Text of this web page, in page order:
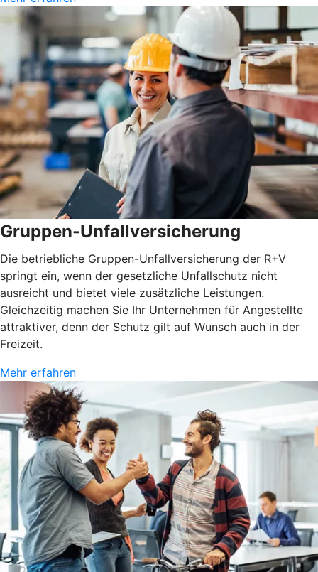
Gruppen-Unfallversicherung
Die betriebliche Gruppen-Unfallversicherung der R+V
springt ein, wenn der gesetzliche Unfallschutz nicht
ausreicht und bietet viele zusätzliche Leistungen.
Gleichzeitig machen Sie Ihr Unternehmen für Angestellte
attraktiver, denn der Schutz gilt auf Wunsch auch in der
Freizeit.
Mehr erfahren